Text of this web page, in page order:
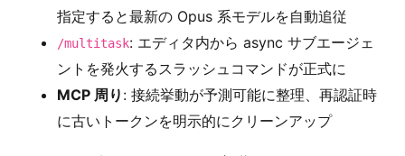
指定すると最新の Opus 系モデルを自動追従
/multitask: エディタ内から async サブエージェ
ントを発火するスラッシュコマンドが正式に
MCP 周り : 接続挙動が予測可能に整理、再認証時
に古いトークンを明示的にクリーンアップ